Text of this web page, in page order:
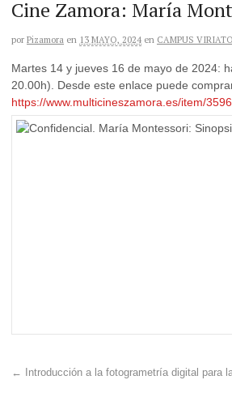
Cine Zamora: María
por Pizamora en 13 MAYO, 2024 en CAMPUS VIRIATO
Martes 14 y jueves 16 de mayo de 2024:
20.00h). Desde este enlace puede
https://www.multicineszamora.es/item/
←
Introducción a la fotogrametría digital para